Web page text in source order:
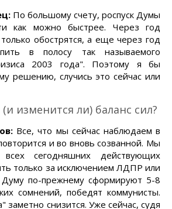
По большому счету, роспуск Думы
как можно быстрее. Через год
обострятся, а еще через год
в полосу так называемого
2003 года". Поэтому я бы
решению, случись это сейчас или
изменится ли) баланс сил?
Все, что мы сейчас наблюдаем в
и во вновь созванной. Мы
сегодняшних действующих
только за исключением ЛДПР или
по-прежнему сформируют 5-8
сомнений, победят коммунисты.
заметно снизится. Уже сейчас, судя